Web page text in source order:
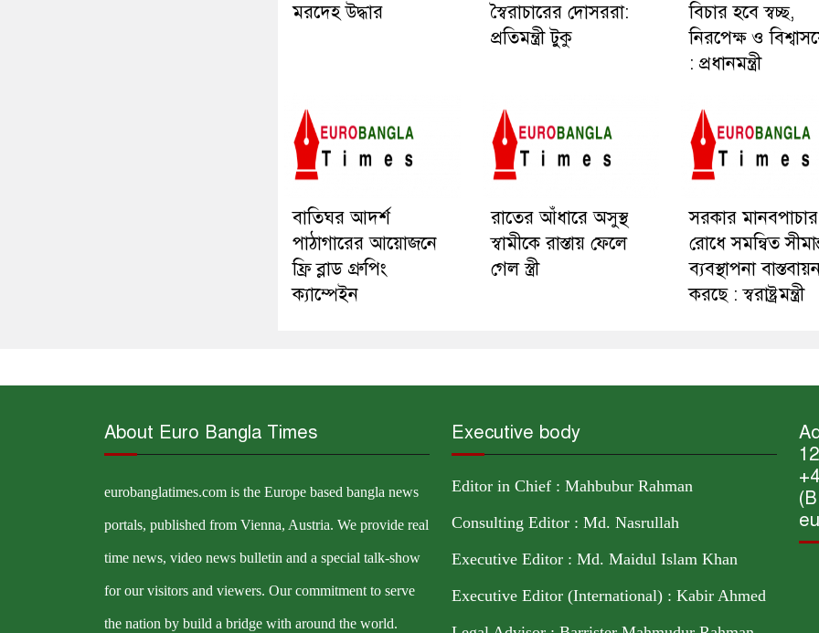
মরদেহ উদ্ধার
স্বৈরাচারের দোসররা:
প্রতিমন্ত্রী টুকু
বিচার হবে স্বচ্ছ,
নিরপেক্ষ ও
: প্রধানমন্ত্রী
বাতিঘর আদর্শ
পাঠাগারের আয়োজনে
ফ্রি ব্লাড গ্রুপিং
ক্যাম্পেইন
রাতের আঁধারে অসুস্থ
স্বামীকে রাস্তায় ফেলে
গেল স্ত্রী
সরকার মানবপাচার
রোধে সমন্বিত
ব্যবস্থাপনা
করছে : স্বরাষ্ট্রমন্ত্রী
About Euro Bangla Times
eurobanglatimes.com is the Europe based bangla news
portals, published from Vienna, Austria. We provide real
time news, video news bulletin and a special talk-show
for our visitors and viewers. Our commitment to serve
the nation by build a bridge with around the world.
Executive body
Editor in Chief : Mahbubur Rahman
Consulting Editor : Md. Nasrullah
Executive Editor : Md. Maidul Islam Khan
Executive Editor (International) : Kabir Ahmed